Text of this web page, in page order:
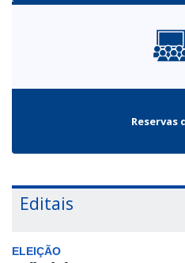
Reservas
Editais
ELEIÇÃO